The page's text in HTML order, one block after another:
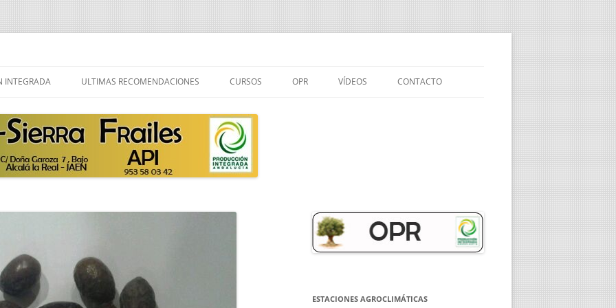
al
INTEGRADA
PRODUCCION
ULTIMAS RECOMENDACIONES CURSOS OPR VÍDEOS
OLIVAR SOSTENIBLE
CONTACTO
ESTACIONES AGROCLIMÁTICAS